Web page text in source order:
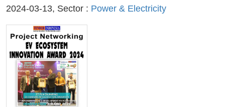
2024-03-13, Sector : Power & Electricity